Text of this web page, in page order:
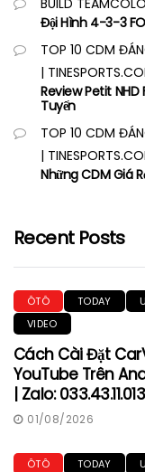
Đội Hình 4-3-3
TOP 10 CDM
|
Review Petit NHD
Tuyến
TOP 10 CDM
|
Những CDM Giá
Recent Posts
ÔTÔ TODAY
VIDEO
Cách Cài Đặt
YouTube Trên
| Zalo: 033.43.11.013
01/08/2026
ÔTÔ TODAY